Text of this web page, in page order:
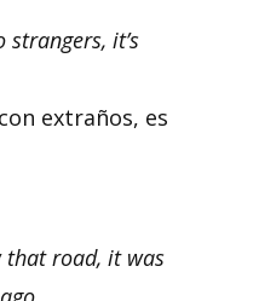
it’s
extraños, es
road, it was